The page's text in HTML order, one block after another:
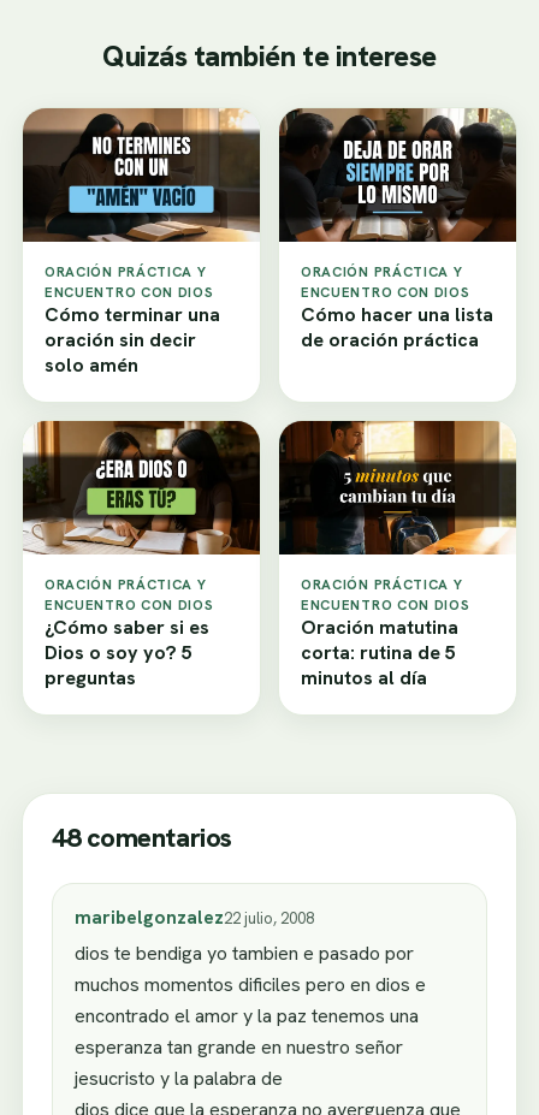
Quizás también te interese
ORACIÓN PRÁCTICA Y
ENCUENTRO CON DIOS
Cómo terminar una
oración sin decir
solo amén
ORACIÓN PRÁCTICA Y
ENCUENTRO CON DIOS
Cómo hacer una lista
de oración práctica
ORACIÓN PRÁCTICA Y
ENCUENTRO CON DIOS
¿Cómo saber si es
Dios o soy yo? 5
preguntas
ORACIÓN PRÁCTICA Y
ENCUENTRO CON DIOS
Oración matutina
corta: rutina de 5
minutos al día
48 comentarios
maribelgonzalez22 julio, 2008
dios te bendiga yo tambien e pasado por
muchos momentos dificiles pero en dios e
encontrado el amor y la paz tenemos una
esperanza tan grande en nuestro señor
jesucristo y la palabra de
dios dice que la esperanza no averguenza que